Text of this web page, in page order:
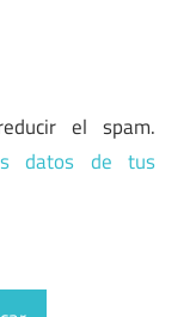
el spam.
datos de tus